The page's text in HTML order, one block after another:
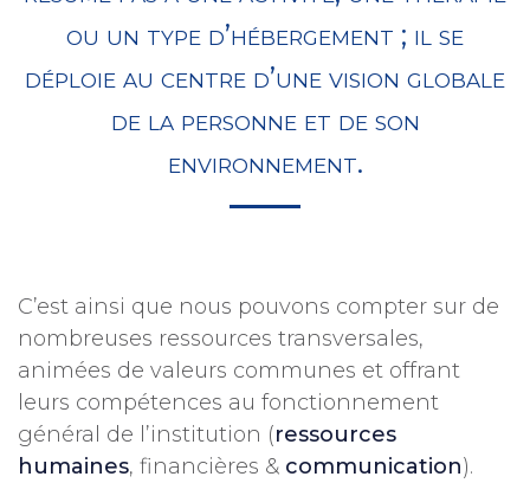
ou un type d’hébergement ; il se
déploie au centre d’une vision globale
de la personne et de son
environnement.
C’est ainsi que nous pouvons compter sur de
nombreuses ressources transversales,
animées de valeurs communes et offrant
leurs compétences au fonctionnement
général de l’institution (ressources
humaines, financières & communication).